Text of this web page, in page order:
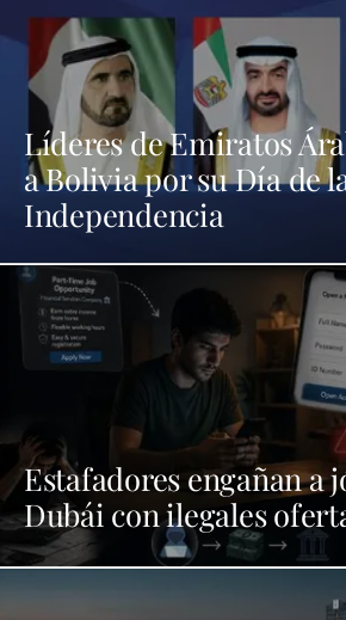
Líderes de Emiratos
a Bolivia por su Día de
Independencia
Estafadores engañan a
Dubái con ilegales